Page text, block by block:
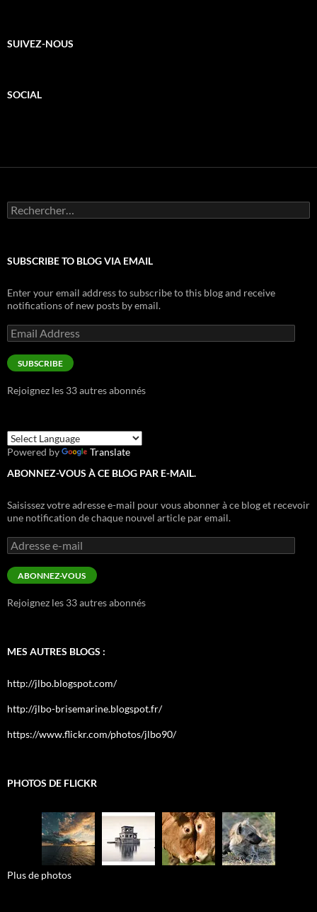
SUIVEZ-NOUS
SOCIAL
Rechercher :
SUBSCRIBE TO BLOG VIA EMAIL
Enter your email address to subscribe to this blog and receive
notifications of new posts by email.
Email
Address
SUBSCRIBE
Rejoignez les 33 autres abonnés
Powered by
Translate
ABONNEZ-VOUS À CE BLOG PAR E-MAIL.
Saisissez votre adresse e-mail pour vous abonner à ce blog et recevoir
une notification de chaque nouvel article par email.
Adresse
e-
mail
ABONNEZ-VOUS
Rejoignez les 33 autres abonnés
MES AUTRES BLOGS :
http://jlbo.blogspot.com/
http://jlbo-brisemarine.blogspot.fr/
https://www.flickr.com/photos/jlbo90/
PHOTOS DE FLICKR
Plus de photos